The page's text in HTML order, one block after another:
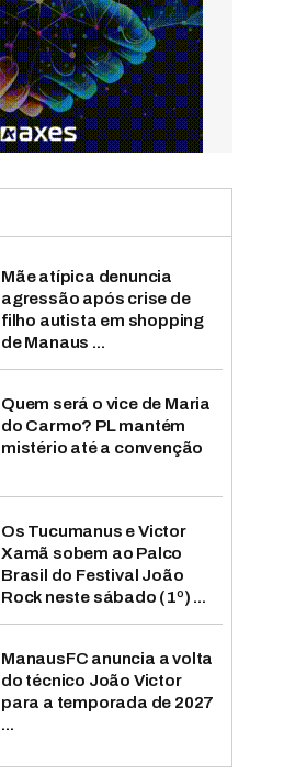
Mãe atípica denuncia
agressão após crise de
filho autista em shopping
de Manaus ...
Quem será o vice de Maria
do Carmo? PL mantém
mistério até a convenção
Os Tucumanus e Victor
Xamã sobem ao Palco
Brasil do Festival João
Rock neste sábado (1º) ...
ManausFC anuncia a volta
do técnico João Victor
para a temporada de 2027
...